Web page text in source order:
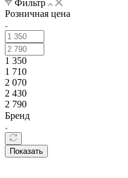
Фильтр
Розничная цена
1 350
1 710
2 070
2 430
2 790
Бренд
Показать